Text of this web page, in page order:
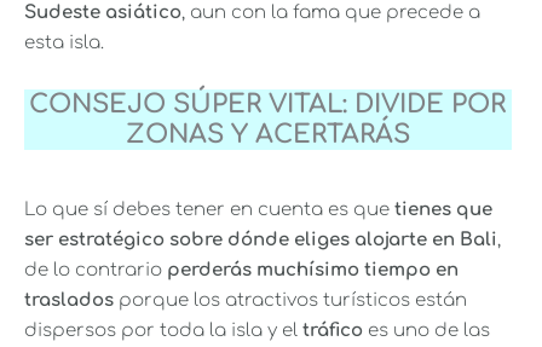
Sudeste asiático, aun con la fama que precede a
esta isla.
CONSEJO SÚPER VITAL: DIVIDE POR
ZONAS Y ACERTARÁS
Lo que sí debes tener en cuenta es que tienes que
ser estratégico sobre dónde eliges alojarte en Bali,
de lo contrario perderás muchísimo tiempo en
traslados porque los atractivos turísticos están
dispersos por toda la isla y el tráfico es uno de las